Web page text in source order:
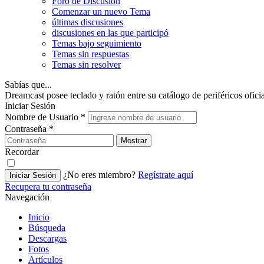
Comenzar un nuevo Tema
últimas discusiones
discusiones en las que participó
Temas bajo seguimiento
Temas sin respuestas
Temas sin resolver
Sabías que...
Dreamcast posee teclado y ratón entre su catálogo de periféricos
Iniciar Sesión
Nombre de Usuario *
Contraseña *
Mostrar
Recordar
Iniciar Sesión ¿No eres miembro? Regístrate aquí
Recupera tu contraseña
Navegación
Inicio
Búsqueda
Descargas
Fotos
Artículos